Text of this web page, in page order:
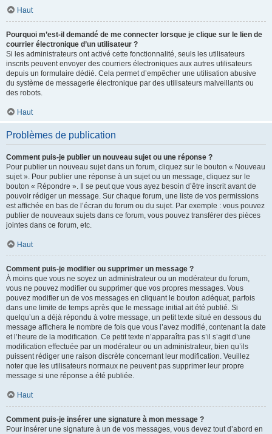
Haut
Pourquoi m’est-il demandé de me connecter lorsque je clique sur le lien de
courrier électronique d’un utilisateur ?
Si les administrateurs ont activé cette fonctionnalité, seuls les utilisateurs
inscrits peuvent envoyer des courriers électroniques aux autres utilisateurs
depuis un formulaire dédié. Cela permet d’empêcher une utilisation abusive
du système de messagerie électronique par des utilisateurs malveillants ou
des robots.
Haut
Problèmes de publication
Comment puis-je publier un nouveau sujet ou une réponse ?
Pour publier un nouveau sujet dans un forum, cliquez sur le bouton « Nouveau
sujet ». Pour publier une réponse à un sujet ou un message, cliquez sur le
bouton « Répondre ». Il se peut que vous ayez besoin d’être inscrit avant de
pouvoir rédiger un message. Sur chaque forum, une liste de vos permissions
est affichée en bas de l’écran du forum ou du sujet. Par exemple : vous pouvez
publier de nouveaux sujets dans ce forum, vous pouvez transférer des pièces
jointes dans ce forum, etc.
Haut
Comment puis-je modifier ou supprimer un message ?
À moins que vous ne soyez un administrateur ou un modérateur du forum,
vous ne pouvez modifier ou supprimer que vos propres messages. Vous
pouvez modifier un de vos messages en cliquant le bouton adéquat, parfois
dans une limite de temps après que le message initial ait été publié. Si
quelqu’un a déjà répondu à votre message, un petit texte situé en dessous du
message affichera le nombre de fois que vous l’avez modifié, contenant la date
et l’heure de la modification. Ce petit texte n’apparaîtra pas s’il s’agit d’une
modification effectuée par un modérateur ou un administrateur, bien qu’ils
puissent rédiger une raison discrète concernant leur modification. Veuillez
noter que les utilisateurs normaux ne peuvent pas supprimer leur propre
message si une réponse a été publiée.
Haut
Comment puis-je insérer une signature à mon message ?
Pour insérer une signature à un de vos messages, vous devez tout d’abord en